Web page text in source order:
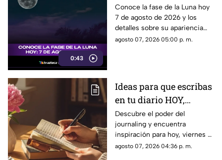
0:43
descubre cómo luce la
Luna y su significado
Conoce la fase de la Luna hoy
7 de agosto de 2026 y los
detalles sobre su apariencia
durante esta jornada.
agosto 07, 2026 05:00 p. m.
Ideas para que escribas
en tu diario HOY,
viernes 7 de junio de
2026: Usa este journal
prompt y termina tu
día lleno de gratitud
Descubre el poder del
journaling y encuentra
inspiración para hoy, viernes 7
de junio de 2026. Un prompt
agosto 07, 2026 04:36 p. m.